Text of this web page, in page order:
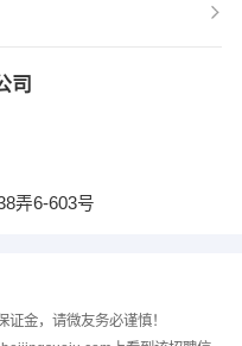
司
弄6-603号
金，请微友务必谨慎！